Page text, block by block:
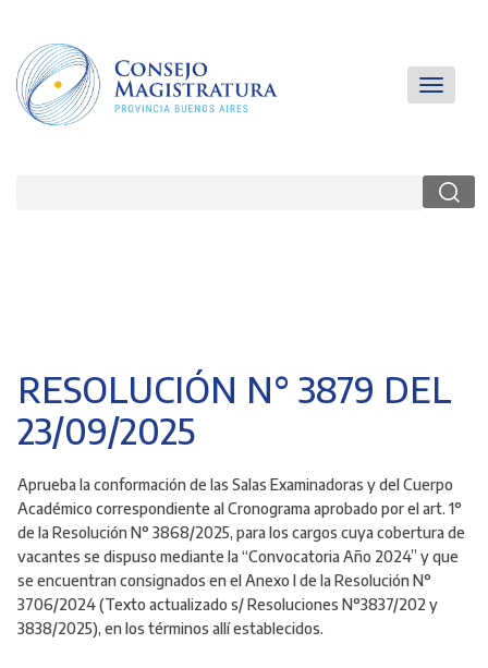
contenido
principal
MainToggle
RESOLUCIÓN N° 3879 DEL
23/09/2025
Aprueba la conformación de las Salas Examinadoras y del Cuerpo
Académico correspondiente al Cronograma aprobado por el art. 1°
de la Resolución N° 3868/2025, para los cargos cuya cobertura de
vacantes se dispuso mediante la “Convocatoria Año 2024” y que
se encuentran consignados en el Anexo I de la Resolución N°
3706/2024 (Texto actualizado s/ Resoluciones N°3837/202 y
3838/2025), en los términos allí establecidos.